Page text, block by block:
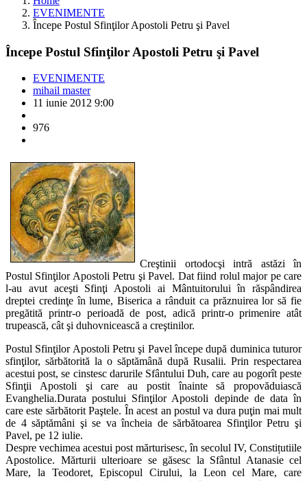
EVENIMENTE
Începe Postul Sfinţilor Apostoli Petru şi Pavel
Începe Postul Sfinţilor Apostoli Petru şi Pavel
EVENIMENTE
mihail master
11 iunie 2012 9:00
976
Creştinii ortodocşi intră astăzi în
Postul Sfinţilor Apostoli Petru şi Pavel. Dat fiind rolul major pe care
l-au avut aceşti Sfinţi Apostoli ai Mântuitorului în răspândirea
dreptei credinţe în lume, Biserica a rânduit ca prăznuirea lor să fie
pregătită printr-o perioadă de post, adică printr-o primenire atât
trupească, cât şi duhovnicească a creştinilor.
Postul Sfinţilor Apostoli Petru şi Pavel începe după duminica tuturor
sfinţilor, sărbătorită la o săptămână după Rusalii. Prin respectarea
acestui post, se cinstesc darurile Sfântului Duh, care au pogorît peste
Sfinţii Apostoli şi care au postit înainte să propovăduiască
Evanghelia.Durata postului Sfinţilor Apostoli depinde de data în
care este sărbătorit Paştele. În acest an postul va dura puţin mai mult
de 4 săptămâni şi se va încheia de sărbătoarea Sfinţilor Petru şi
Pavel, pe 12 iulie.
Despre vechimea acestui post mărturisesc, în secolul IV, Constițutiile
Apostolice. Mărturii ulterioare se găsesc la Sfântul Atanasie cel
Mare, la Teodoret, Episcopul Cirului, la Leon cel Mare, care